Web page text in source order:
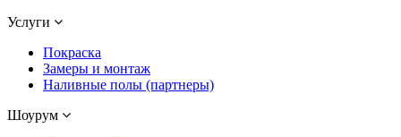
Услуги
Покраска
Замеры и монтаж
Наливные полы (партнеры)
Шоурум